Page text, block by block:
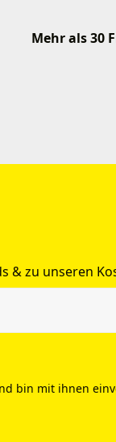
Mehr als 30
& zu unseren
bin mit ihnen